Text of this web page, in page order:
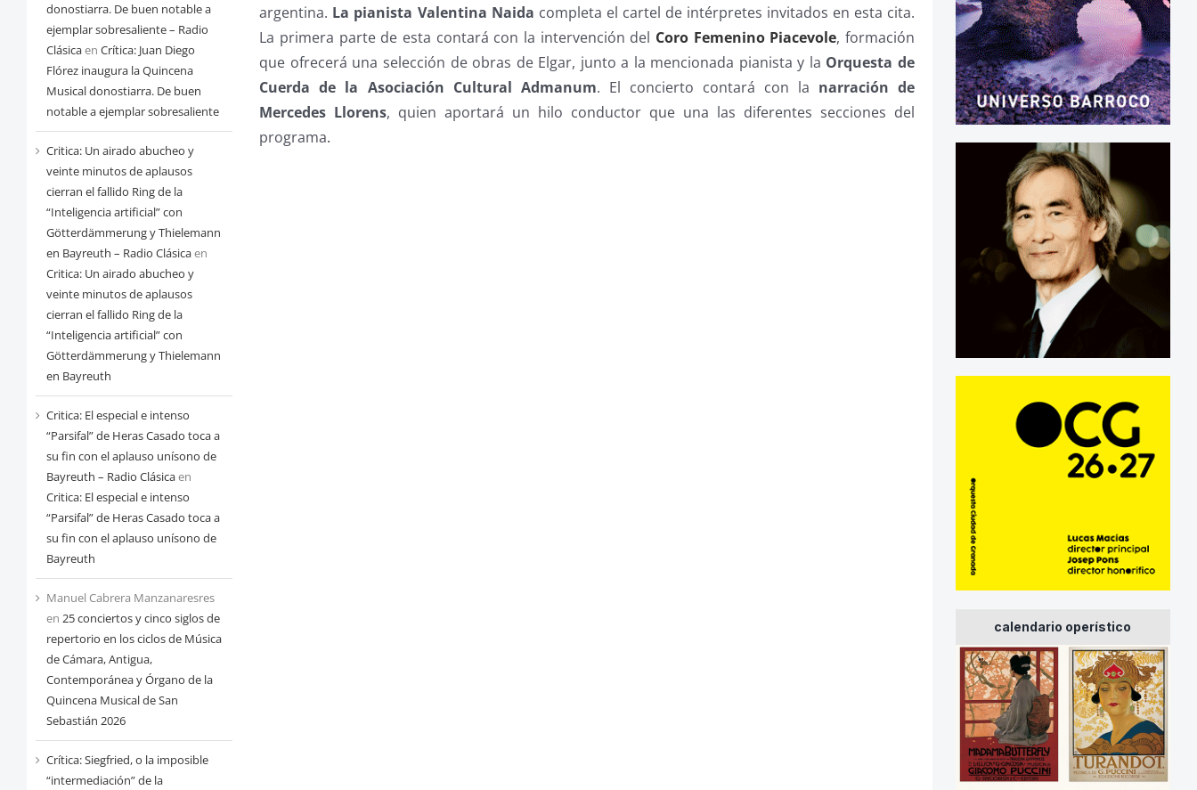
donostiarra. De buen notable a
ejemplar sobresaliente – Radio
Clásicaen Crítica: Juan Diego
Flórez inaugura la Quincena
Musical donostiarra. De buen
notable a ejemplar sobresaliente
Critica: Un airado abucheo y
veinte minutos de aplausos
cierran el fallido Ring de la
“Inteligencia artificial” con
Götterdämmerung y Thielemann
en Bayreuth – Radio Clásicaen
Critica: Un airado abucheo y
veinte minutos de aplausos
cierran el fallido Ring de la
“Inteligencia artificial” con
Götterdämmerung y Thielemann
en Bayreuth
Critica: El especial e intenso
“Parsifal” de Heras Casado toca a
su fin con el aplauso unísono de
Bayreuth – Radio Clásicaen
Critica: El especial e intenso
“Parsifal” de Heras Casado toca a
su fin con el aplauso unísono de
Bayreuth
Manuel Cabrera Manzanaresres
en 25 conciertos y cinco siglos de
repertorio en los ciclos de Música
de Cámara, Antigua,
Contemporánea y Órgano de la
Quincena Musical de San
Sebastián 2026
Crítica: Siegfried, o la imposible
“intermediación” de la
argentina. La pianista Valentina Naida completa el cartel de intérpretes invitados en esta cita.
La primera parte de esta contará con la intervención del Coro Femenino Piacevole, formación
que ofrecerá una selección de obras de Elgar, junto a la mencionada pianista y la Orquesta de
Cuerda de la Asociación Cultural Admanum. El concierto contará con la narración de
Mercedes Llorens, quien aportará un hilo conductor que una las diferentes secciones del
programa.
calendario operístico